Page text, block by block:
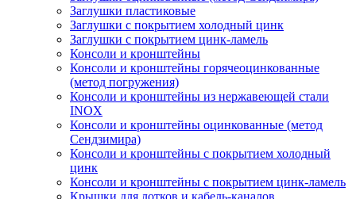
Заглушки пластиковые
Заглушки с покрытием холодный цинк
Заглушки с покрытием цинк-ламель
Консоли и кронштейны
Консоли и кронштейны горячеоцинкованные
(метод погружения)
Консоли и кронштейны из нержавеющей стали
INOX
Консоли и кронштейны оцинкованные (метод
Сендзимира)
Консоли и кронштейны с покрытием холодный
цинк
Консоли и кронштейны с покрытием цинк-ламель
Крышки для лотков и кабель-каналов